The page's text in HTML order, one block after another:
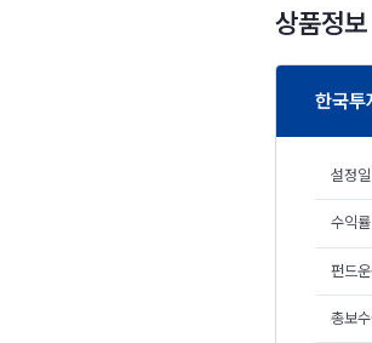
상품정보
한국
설정일
수익률
펀드
총보